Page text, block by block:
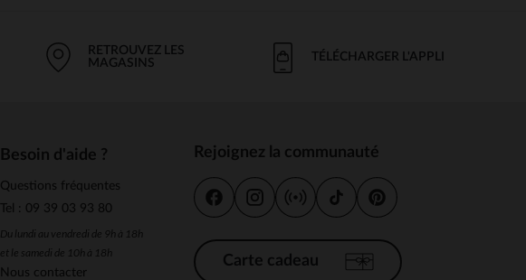
RETROUVEZ LES
MAGASINS
TÉLÉCHARGER L'APPLI
Besoin d'aide ?
Questions fréquentes
Tel : 09 39 03 93 80
Du lundi au vendredi de 9h à 18h
et le samedi de 10h à 18h
Nous contacter
Rejoignez la communauté
Carte cadeau